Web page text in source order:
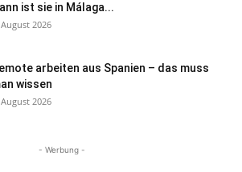
ist sie in Málaga...
2026
arbeiten aus Spanien – das muss
wissen
2026
- Werbung -